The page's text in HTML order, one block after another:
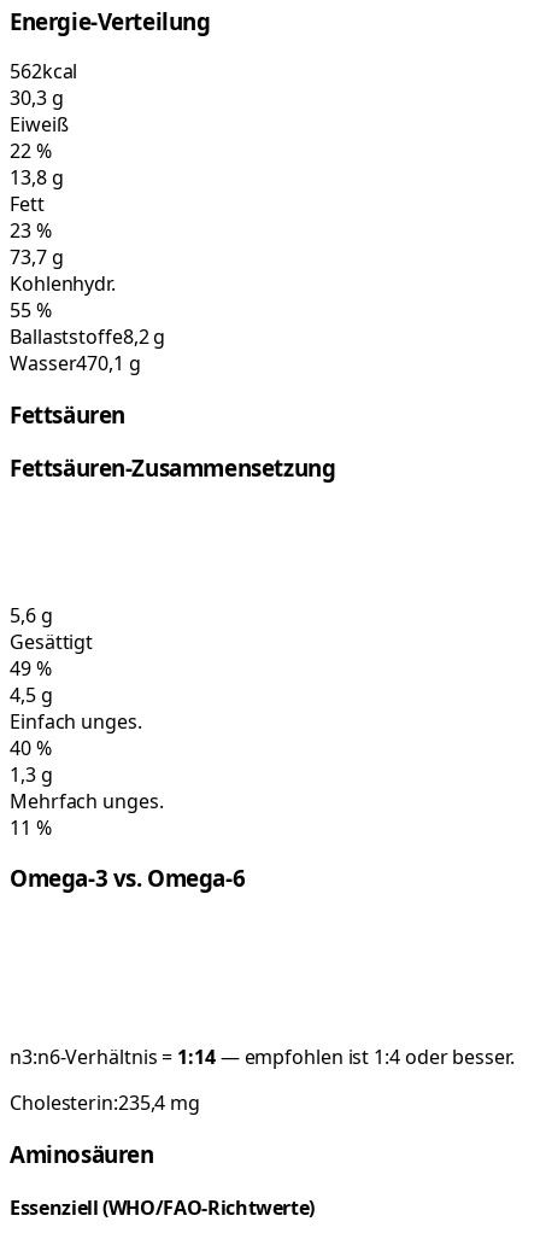
Energie-Verteilung
562kcal
30,3g
Eiweiß
22%
13,8g
Fett
23%
73,7g
Kohlenhydr.
55%
Ballaststoffe8,2 g
Wasser470,1 g
Fettsäuren
Fettsäuren-Zusammensetzung
5,6g
Gesättigt
49%
4,5g
Einfach unges.
40%
1,3g
Mehrfach unges.
11 %
Omega-3 vs. Omega-6
n3:n6-Verhältnis = 1:14— empfohlen ist 1:4 oder besser.
Cholesterin:235,4 mg
Aminosäuren
Essenziell (WHO/FAO-Richtwerte)